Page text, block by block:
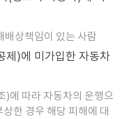
배상책임이 있는 사람
제)에 미가입한 자동차
에 따라 자동차의 운행으
한 경우 해당 피해에 대